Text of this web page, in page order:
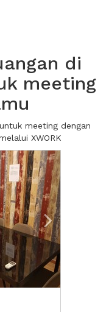
di
meeting
meeting dengan
XWORK
Next2